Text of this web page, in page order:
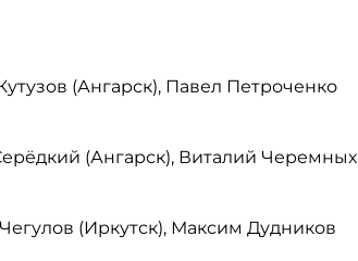
(Ангарск), Павел Петроченко
(Ангарск), Виталий Черемных
(Иркутск), Максим Дудников